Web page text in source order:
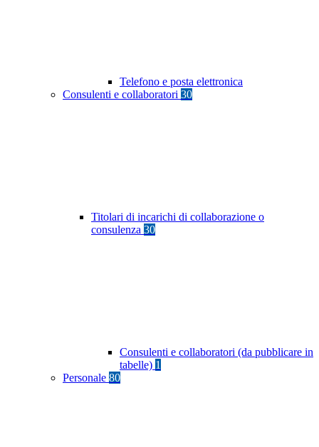
Telefono e posta elettronica
Consulenti e collaboratori 30
Titolari di incarichi di collaborazione o
consulenza 30
Consulenti e collaboratori (da pubblicare in
tabelle) 1
Personale 80